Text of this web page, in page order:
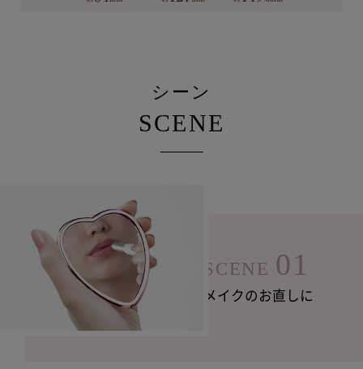
シーン
SCENE
SCENE 01
メイクのお直しに